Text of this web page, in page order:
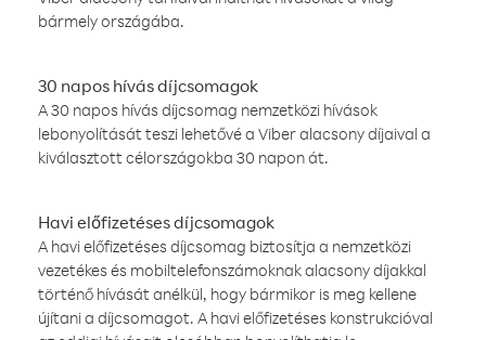
bármely országába.
30 napos hívás díjcsomagok
A 30 napos hívás díjcsomag nemzetközi hívások
lebonyolítását teszi lehetővé a Viber alacsony díjaival a
kiválasztott célországokba 30 napon át.
Havi előfizetéses díjcsomagok
A havi előfizetéses díjcsomag biztosítja a nemzetközi
vezetékes és mobiltelefonszámoknak alacsony díjakkal
történő hívását anélkül, hogy bármikor is meg kellene
újítani a díjcsomagot. A havi előfizetéses konstrukcióval